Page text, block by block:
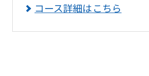
コース詳細はこちら